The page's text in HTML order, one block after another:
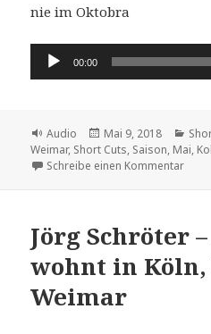
nie im Oktobra
Audio-
00:00
Format
Audio
Veröffentlicht
am
Mai 9, 2018
Weimar, Short Cuts, Saison, Mai,
Schreibe einen Kommentarzu
Jörg Schröter
wohnt in
Weimar